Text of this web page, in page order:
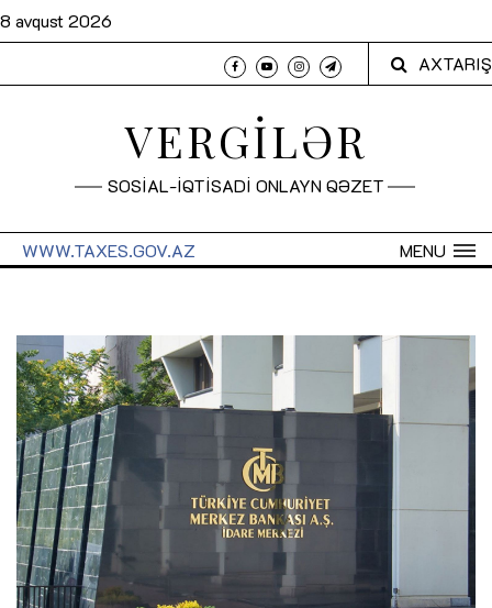
8 avqust 2026
AXTARIŞ
VERGİLƏR
SOSİAL-İQTİSADİ ONLAYN QƏZET
MENU
WWW.TAXES.GOV.AZ